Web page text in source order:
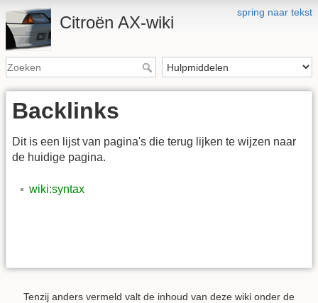
spring naar tekst
Citroën AX-wiki
Backlinks
Dit is een lijst van pagina's die terug lijken te wijzen naar
de huidige pagina.
wiki:syntax
Tenzij anders vermeld valt de inhoud van deze wiki onder de